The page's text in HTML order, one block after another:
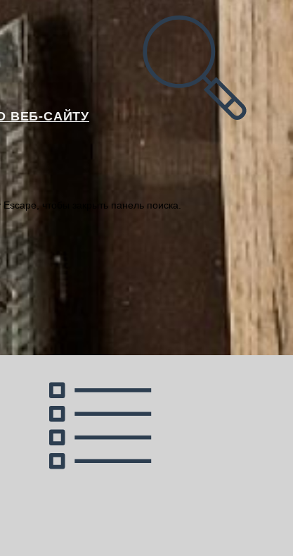
ВЕБ-САЙТУ
чтобы закрыть панель поиска.